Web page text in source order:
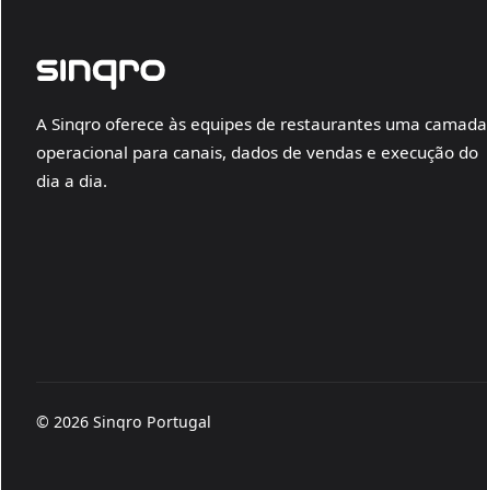
A Sinqro oferece às equipes de restaurantes uma camada
operacional para canais, dados de vendas e execução do
dia a dia.
© 2026 Sinqro Portugal